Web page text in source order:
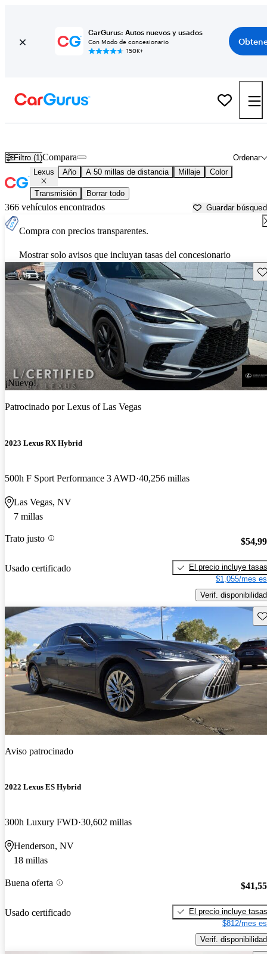
CarGurus: Autos nuevos y usados
Con Modo de concesionario
150K+
Filtro (1) Ordenar
Compara
Lexus Año A 50 millas de distancia Millaje Color
Transmisión Borrar todo
366 vehículos encontrados Guardar
Compra con precios transparentes.
Mostrar solo avisos que incluyan tasas del concesionario
¡Nuevo!
Patrocinado porLexus of Las Vegas
2023 Lexus RX Hybrid
500h F Sport Performance 3 AWD 40,256 millas
Las Vegas, NV
7 millas
Trato justo
Usado certificado
El precio incluye tasas
$1,055/mes
Verif. disponibilidad
Aviso patrocinado
2022 Lexus ES Hybrid
300h Luxury FWD 30,602 millas
Henderson, NV
18 millas
Buena oferta
Usado certificado
El precio incluye tasas
$812/mes
Verif. disponibilidad